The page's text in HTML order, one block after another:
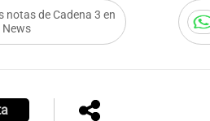
notas de Cadena 3 en
News